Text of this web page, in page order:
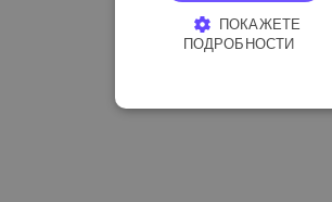
ПОКАЖЕТЕ
ПОДРОБНОСТИ